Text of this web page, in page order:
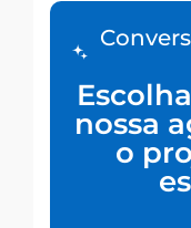
nossa
o